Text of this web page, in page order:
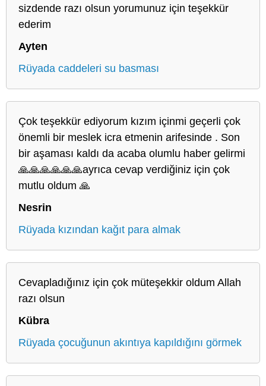
sizdende razı olsun yorumunuz için teşekkür
ederim
Ayten
Rüyada caddeleri su basması
Çok teşekkür ediyorum kızım içinmi geçerli çok
önemli bir meslek icra etmenin arifesinde . Son
bir aşaması kaldı da acaba olumlu haber gelirmi
🙏🙏🙏🙏🙏🙏ayrıca cevap verdiğiniz için çok
mutlu oldum 🙏
Nesrin
Rüyada kızından kağıt para almak
Cevapladığınız için çok müteşekkir oldum Allah
razı olsun
Kübra
Rüyada çocuğunun akıntıya kapıldığını görmek